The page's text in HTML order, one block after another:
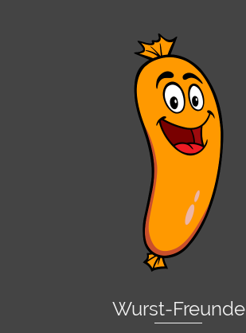
Wurst-Freunde